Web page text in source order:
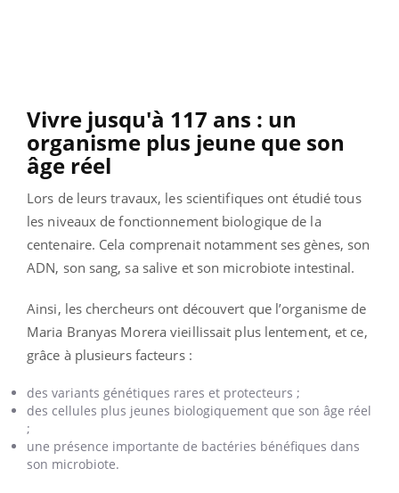
Vivre jusqu'à 117 ans : un
organisme plus jeune que son
âge réel
Lors de leurs travaux, les scientifiques ont étudié tous
les niveaux de fonctionnement biologique de la
centenaire. Cela comprenait notamment ses gènes, son
ADN, son sang, sa salive et son microbiote intestinal.
Ainsi, les chercheurs ont découvert que l’organisme de
Maria Branyas Morera vieillissait plus lentement, et ce,
grâce à plusieurs facteurs :
des variants génétiques rares et protecteurs ;
des cellules plus jeunes biologiquement que son âge réel
;
une présence importante de bactéries bénéfiques dans
son microbiote.